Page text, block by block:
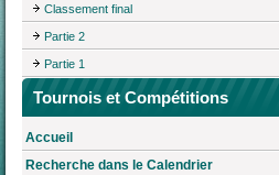
Classement final
Partie 2
Partie 1
Tournois et Compétitions
Accueil
Recherche dans le Calendrier